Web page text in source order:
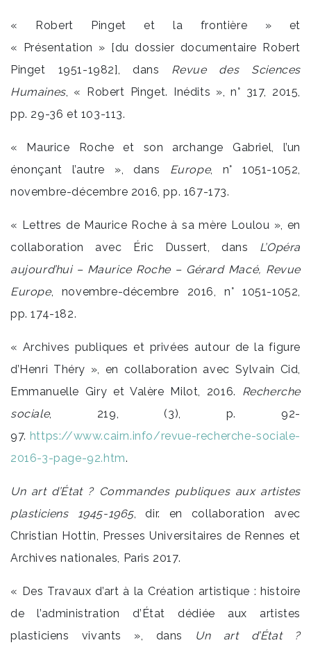
« Robert Pinget et la frontière » et
« Présentation » [du dossier documentaire Robert
Pinget 1951-1982], dans Revue des Sciences
Humaines, « Robert Pinget. Inédits », n° 317, 2015,
pp. 29-36 et 103-113.
« Maurice Roche et son archange Gabriel, l’un
énonçant l’autre », dans Europe, n° 1051-1052,
novembre-décembre 2016, pp. 167-173.
« Lettres de Maurice Roche à sa mère Loulou », en
collaboration avec Éric Dussert, dans L’Opéra
aujourd’hui – Maurice Roche – Gérard Macé, Revue
Europe, novembre-décembre 2016, n° 1051-1052,
pp. 174-182.
« Archives publiques et privées autour de la figure
d’Henri Théry », en collaboration avec Sylvain Cid,
Emmanuelle Giry et Valère Milot, 2016. Recherche
sociale, 219, (3), p. 92-
97. https://www.cairn.info/revue-recherche-sociale-
2016-3-page-92.htm.
Un art d’État ? Commandes publiques aux artistes
plasticiens 1945-1965, dir. en collaboration avec
Christian Hottin, Presses Universitaires de Rennes et
Archives nationales, Paris 2017.
« Des Travaux d’art à la Création artistique : histoire
de l’administration d’État dédiée aux artistes
plasticiens vivants », dans Un art d’État ?